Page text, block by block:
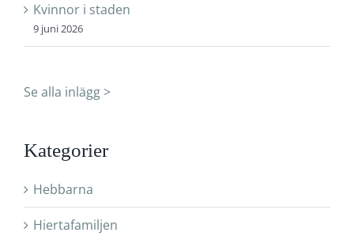
Kvinnor i staden
9 juni 2026
Se alla inlägg >
Kategorier
Hebbarna
Hiertafamiljen